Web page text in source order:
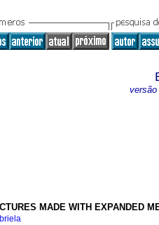
MADE WITH EXPANDED